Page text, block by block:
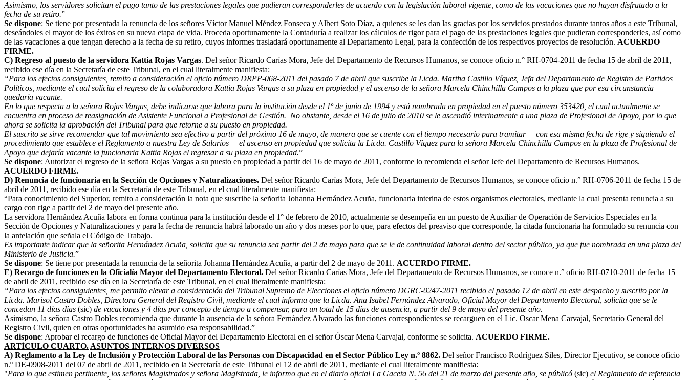
Asimismo, los servidores solicitan el pago tanto de las prestaciones legales que pudieran corresponderles de acuerdo con la legislación laboral vigente, como de las vacaciones que no hayan disfrutado a la
fecha de su retiro.”
Se dispone: Se tiene por presentada la renuncia de los señores Víctor Manuel Méndez Fonseca y Albert Soto Díaz, a quienes se les dan las gracias por los servicios prestados durante tantos años a este Tribunal,
deseándoles el mayor de los éxitos en su nueva etapa de vida. Proceda oportunamente la Contaduría a realizar los cálculos de rigor para el pago de las prestaciones legales que pudieran corresponderles, así como
de las vacaciones a que tengan derecho a la fecha de su retiro, cuyos informes trasladará oportunamente al Departamento Legal, para la confección de los respectivos proyectos de resolución. ACUERDO
FIRME.
C) Regreso al puesto de la servidora Kattia Rojas Vargas. Del señor Ricardo Carías Mora, Jefe del Departamento de Recursos Humanos, se conoce oficio n.° RH-0704-2011 de fecha 15 de abril de 2011,
recibido ese día en la Secretaría de este Tribunal, en el cual literalmente manifiesta:
“Para los efectos consiguientes, remito a consideración el oficio número DRPP-068-2011 del pasado 7 de abril que suscribe la Licda. Martha Castillo Víquez, Jefa del Departamento de Registro de Partidos
Políticos, mediante el cual solicita el regreso de la colaboradora Kattia Rojas Vargas a su plaza en propiedad y el ascenso de la señora Marcela Chinchilla Campos a la plaza que por esa circunstancia
quedaría vacante.
En lo que respecta a la señora Rojas Vargas, debe indicarse que labora para la institución desde el 1º de junio de 1994 y está nombrada en propiedad en el puesto número 353420, el cual actualmente se
encuentra en proceso de reasignación de Asistente Funcional a Profesional de Gestión. No obstante, desde el 16 de julio de 2010 se le ascendió interinamente a una plaza de Profesional de Apoyo, por lo que
ahora se solicita la aprobación del Tribunal para que retorne a su puesto en propiedad.
El suscrito se sirve recomendar que tal movimiento sea efectivo a partir del próximo 16 de mayo, de manera que se cuente con el tiempo necesario para tramitar – con esa misma fecha de rige y siguiendo el
procedimiento que establece el Reglamento a nuestra Ley de Salarios – el ascenso en propiedad que solicita la Licda. Castillo Víquez para la señora Marcela Chinchilla Campos en la plaza de Profesional de
Apoyo que dejaría vacante la funcionaria Kattia Rojas el regresar a su plaza en propiedad.”
Se dispone: Autorizar el regreso de la señora Rojas Vargas a su puesto en propiedad a partir del 16 de mayo de 2011, conforme lo recomienda el señor Jefe del Departamento de Recursos Humanos.
ACUERDO FIRME.
D) Renuncia de funcionaria en la Sección de Opciones y Naturalizaciones. Del señor Ricardo Carías Mora, Jefe del Departamento de Recursos Humanos, se conoce oficio n.° RH-0706-2011 de fecha 15 de
abril de 2011, recibido ese día en la Secretaría de este Tribunal, en el cual literalmente manifiesta:
“Para conocimiento del Superior, remito a consideración la nota que suscribe la señorita Johanna Hernández Acuña, funcionaria interina de estos organismos electorales, mediante la cual presenta renuncia a su
cargo con rige a partir del 2 de mayo del presente año.
La servidora Hernández Acuña labora en forma continua para la institución desde el 1° de febrero de 2010, actualmente se desempeña en un puesto de Auxiliar de Operación de Servicios Especiales en la
Sección de Opciones y Naturalizaciones y para la fecha de renuncia habrá laborado un año y dos meses por lo que, para efectos del preaviso que corresponde, la citada funcionaria ha formulado su renuncia con
la antelación que señala el Código de Trabajo.
Es importante indicar que la señorita Hernández Acuña, solicita que su renuncia sea partir del 2 de mayo para que se le de continuidad laboral dentro del sector público, ya que fue nombrada en una plaza del
Ministerio de Justicia.”
Se dispone: Se tiene por presentada la renuncia de la señorita Johanna Hernández Acuña, a partir del 2 de mayo de 2011. ACUERDO FIRME.
E) Recargo de funciones en la Oficialía Mayor del Departamento Electoral. Del señor Ricardo Carías Mora, Jefe del Departamento de Recursos Humanos, se conoce n.° oficio RH-0710-2011 de fecha 15
de abril de 2011, recibido ese día en la Secretaría de este Tribunal, en el cual literalmente manifiesta:
“Para los efectos consiguientes, me permito elevar a consideración del Tribunal Supremo de Elecciones el oficio número DGRC-0247-2011 recibido el pasado 12 de abril en este despacho y suscrito por la
Licda. Marisol Castro Dobles, Directora General del Registro Civil, mediante el cual informa que la Licda. Ana Isabel Fernández Alvarado, Oficial Mayor del Departamento Electoral, solicita que se le
concedan 11 días días (sic) de vacaciones y 4 días por concepto de tiempo a compensar, para un total de 15 días de ausencia, a partir del 9 de mayo del presente año.
Asimismo, la señora Castro Dobles recomienda que durante la ausencia de la señora Fernández Alvarado las funciones correspondientes se recarguen en el Lic. Oscar Mena Carvajal, Secretario General del
Registro Civil, quien en otras oportunidades ha asumido esa responsabilidad.”
Se dispone: Aprobar el recargo de funciones de Oficial Mayor del Departamento Electoral en el señor Óscar Mena Carvajal, conforme se solicita. ACUERDO FIRME.
ARTÍCULO CUARTO. ASUNTOS INTERNOS DIVERSOS
A) Reglamento a la Ley de Inclusión y Protección Laboral de las Personas con Discapacidad en el Sector Público Ley n.º 8862. Del señor Francisco Rodríguez Siles, Director Ejecutivo, se conoce oficio
n.º DE-0908-2011 del 07 de abril de 2011, recibido en la Secretaría de este Tribunal el 12 de abril de 2011, mediante el cual literalmente manifiesta:
"Para lo que estimen pertinente, los señores Magistrados y señora Magistrada, le informo que en el diario oficial La Gaceta N. 56 del 21 de marzo del presente año, se públicó (sic) el Reglamento de referencia